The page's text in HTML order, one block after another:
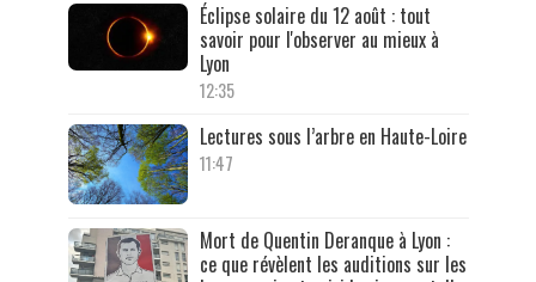
Éclipse solaire du 12 août : tout
savoir pour l'observer au mieux à
Lyon
12:35
Lectures sous l’arbre en Haute-Loire
11:47
Mort de Quentin Deranque à Lyon :
ce que révèlent les auditions sur les